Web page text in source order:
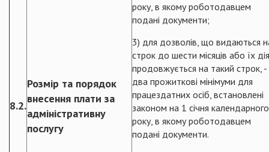
8.2.
Розмір та порядок
внесення плати за
адміністративну
послугу
року, в якому роботодавцем
подані документи;
3) для дозволів, що видаються
строк до шести місяців або їх дія
продовжується на такий строк, -
два прожиткові мінімуми для
працездатних осіб, встановлені
законом на 1 січня календарного
року, в якому роботодавцем
подані документи.